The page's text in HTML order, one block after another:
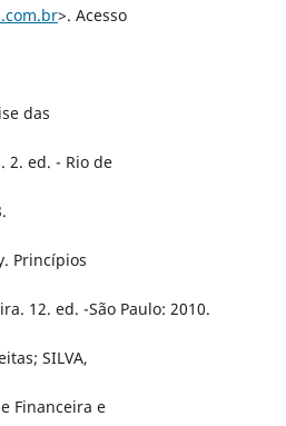
>. Acesso
das
2. ed. - Rio de
Princípios
12. ed. -São Paulo: 2010.
SILVA,
Financeira e